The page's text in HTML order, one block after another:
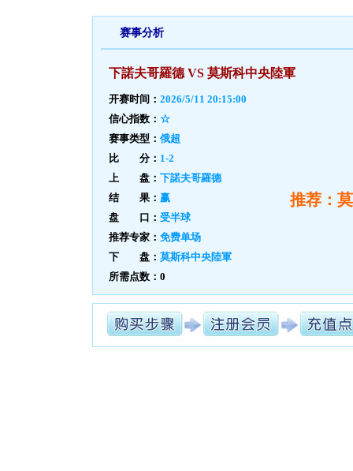
赛事分析
下諾夫哥羅德 VS 莫斯科中央陸軍
开赛时间： 2026/5/11 20:15:00
信心指数： ☆
赛事类型： 俄超
比 分： 1-2
上 盘： 下諾夫哥羅德
结 果： 赢
盘 口： 受半球
推荐专家： 免费单场
下 盘： 莫斯科中央陸軍
所需点数：0
推荐：